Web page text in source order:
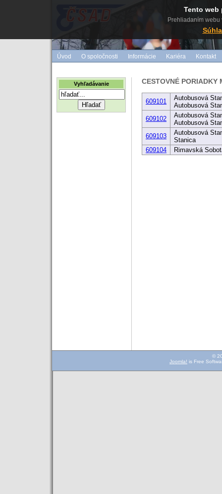
Úvod O spoločnosti Informácie Kariéra Kontakt
Vyhľadávanie CESTOVNÉ PORIADKY
©
Joomla! is Free
Tento web
Prehliadaním